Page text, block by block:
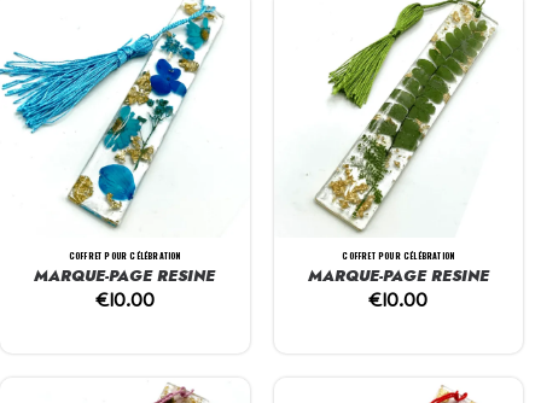
COFFRET POUR CÉLÉBRATION
MARQUE-PAGE RESINE
€10.00
COFFRET POUR CÉLÉBRATION
MARQUE-PAGE RESINE
€10.00